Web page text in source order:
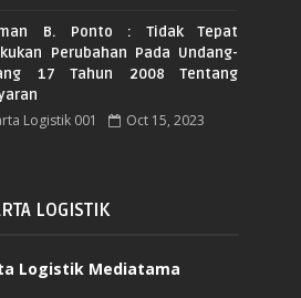
B. Ponto : Tidak Tepat
Perubahan Pada Undang-
17 Tahun 2008 Tentang
Logistik 001 Oct 15, 2023
LOGISTIK
Logistik Mediatama